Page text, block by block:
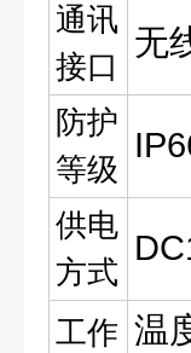
通讯
接口
无
防护
等级
供电
方式
工作 温